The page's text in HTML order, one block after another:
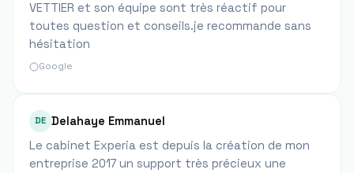
VETTIER et son équipe sont très réactif pour
toutes question et conseils.je recommande sans
hésitation
Google
DE Delahaye Emmanuel
Le cabinet Experia est depuis la création de mon
entreprise 2017 un support très précieux une